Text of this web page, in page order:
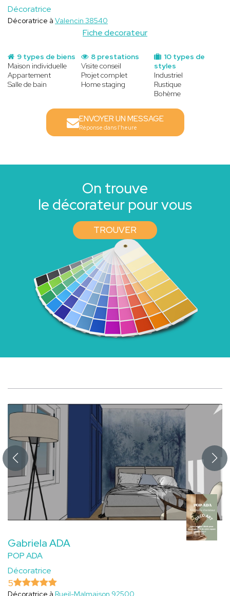
Décoratrice
Fiche decorateur
Décoratrice à Valencin 38540
9 types de biens
Maison individuelle
Appartement
Salle de bain
10 types de
styles
Industriel
Rustique
Bohème
8 prestations
Visite conseil
Projet complet
Home staging
ENVOYER UN MESSAGE
Réponse dans l'heure
On trouve
le décorateur pour vous
TROUVER
Gabriela ADA
POP ADA
Décoratrice
5
Décoratrice à Rueil-Malmaison 92500